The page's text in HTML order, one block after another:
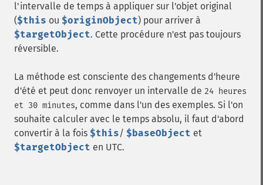
l'intervalle de temps à appliquer sur l'objet original
($this ou $originObject) pour arriver à
$targetObject. Cette procédure n'est pas toujours
réversible.
La méthode est consciente des changements d'heure
d'été et peut donc renvoyer un intervalle de 24 heures
et 30 minutes, comme dans l'un des exemples. Si l'on
souhaite calculer avec le temps absolu, il faut d'abord
convertir à la fois $this/ $baseObject et
$targetObject en UTC.